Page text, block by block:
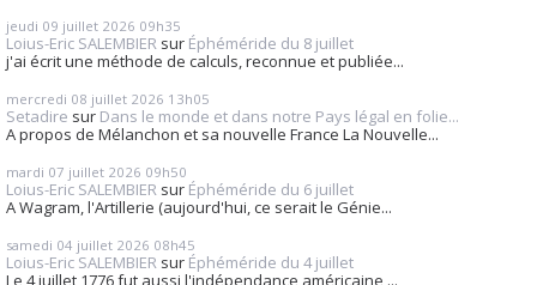
jeudi 09 juillet 2026 09h35
Loius-Eric SALEMBIER sur Éphéméride du 8 juillet
j'ai écrit une méthode de calculs, reconnue et publiée...
mercredi 08 juillet 2026 13h05
Setadire sur Dans le monde et dans notre Pays légal en folie...
A propos de Mélanchon et sa nouvelle France La Nouvelle...
mardi 07 juillet 2026 09h50
Loius-Eric SALEMBIER sur Éphéméride du 6 juillet
A Wagram, l'Artillerie (aujourd'hui, ce serait le Génie...
samedi 04 juillet 2026 08h45
Loius-Eric SALEMBIER sur Éphéméride du 4 juillet